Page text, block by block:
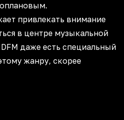
привлекать внимание
в центре музыкальной
даже есть специальный
жанру, скорее